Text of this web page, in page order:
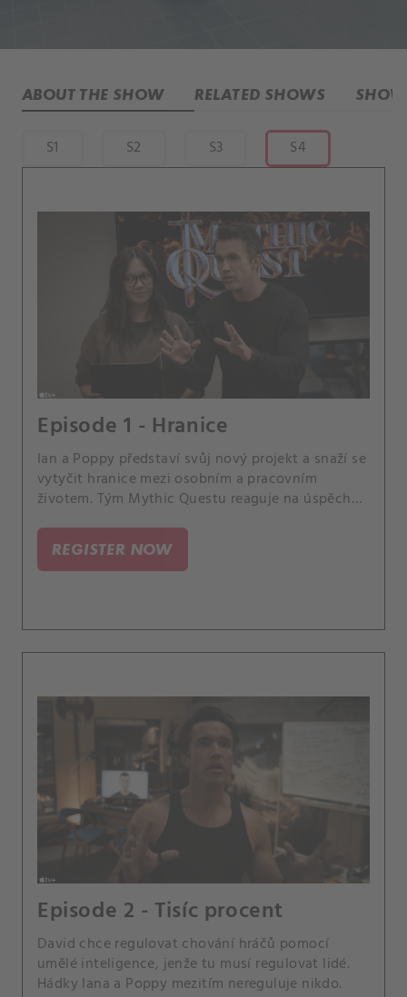
ABOUT THE SHOW RELATED SHOWS
S1 S2 S3 S4
Episode 1 - Hranice
Ian a Poppy představí svůj nový projekt a snaží se
vytyčit hranice mezi osobním a pracovním
životem. Tým Mythic Questu reaguje na úspěch
REGISTER NOW
Episode 2 - Tisíc procent
David chce regulovat chování hráčů pomocí
umělé inteligence, jenže tu musí regulovat lidé.
Hádky Iana a Poppy mezitím nereguluje nikdo.